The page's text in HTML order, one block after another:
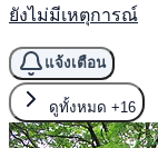
ยังไม่มีเหตุการณ์
แจ้งเตือน
ดูทั้งหมด +16